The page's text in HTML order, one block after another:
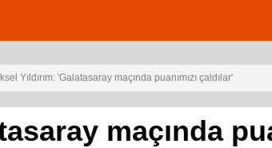
Yıldırım: 'Galatasaray maçında puanımızı çaldılar'
maçında